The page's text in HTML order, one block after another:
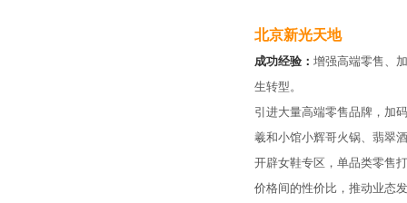
北京新光天地
成功经验： 增强高端零售、
生转型。
引进大量高端零售品牌，加
羲和小馆小辉哥火锅、翡翠
开辟女鞋专区，单品类零售
价格间的性价比，推动业态